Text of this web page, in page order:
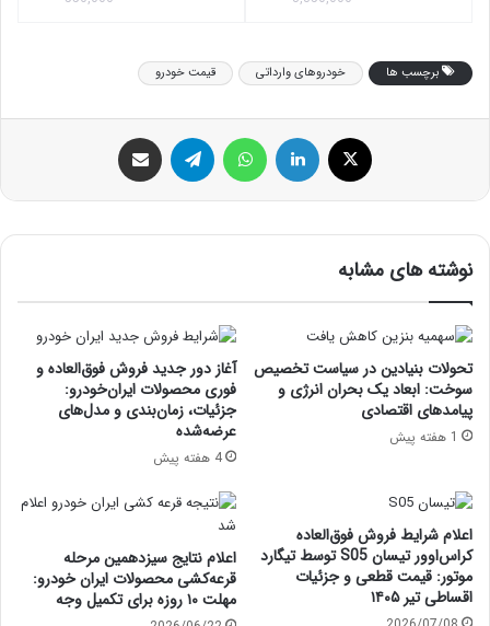
برچسب ها خودروهای وارداتی قیمت خودرو
ایکس لینکداین تلگرام
نوشته های مشابه
تحولات بنیادین در سیاست تخصیص
سوخت: ابعاد یک بحران انرژی و
پیامدهای اقتصادی
1 هفته پیش
آغاز دور جدید فروش فوق‌العاده و
فوری محصولات ایران‌خودرو:
جزئیات، زمان‌بندی و مدل‌های
عرضه‌شده
4 هفته پیش
اعلام شرایط فروش فوق‌العاده
کراس‌اوور تیسان S05 توسط تیگارد
موتور: قیمت قطعی و جزئیات
اقساطی تیر ۱۴۰۵
اعلام نتایج سیزدهمین مرحله
قرعه‌کشی محصولات ایران خودرو:
مهلت ۱۰ روزه برای تکمیل وجه